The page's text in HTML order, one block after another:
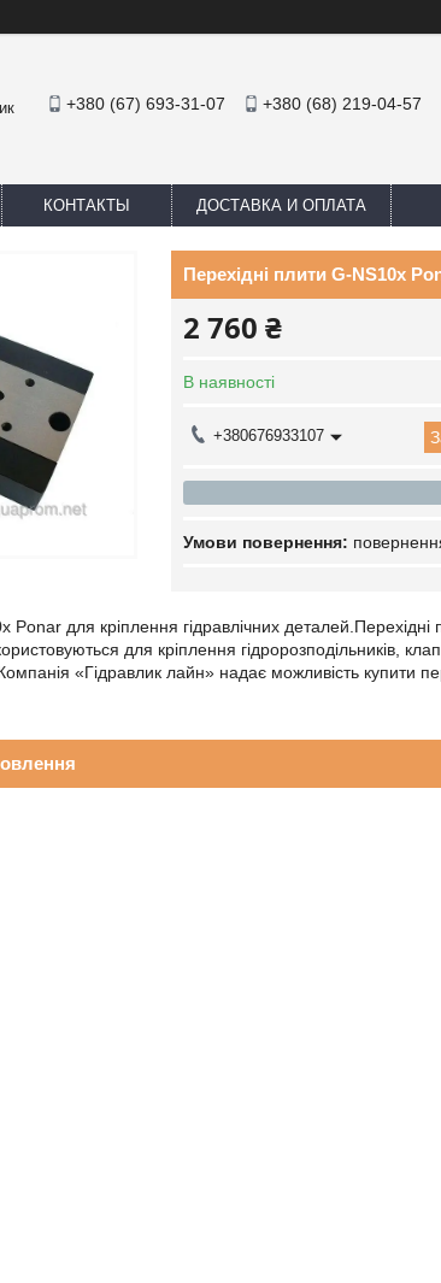
+380 (67) 693-31-07 +380 (68) 219-04-57
КОНТАКТЫ ДОСТАВКА И ОПЛАТА
Перехідні плити G-NS10x
2 760 ₴
В наявності
+380676933107
Ponar для кріплення гідравлічних
для кріплення гідророзподільників,
«Гідравлик лайн» надає можливість купити